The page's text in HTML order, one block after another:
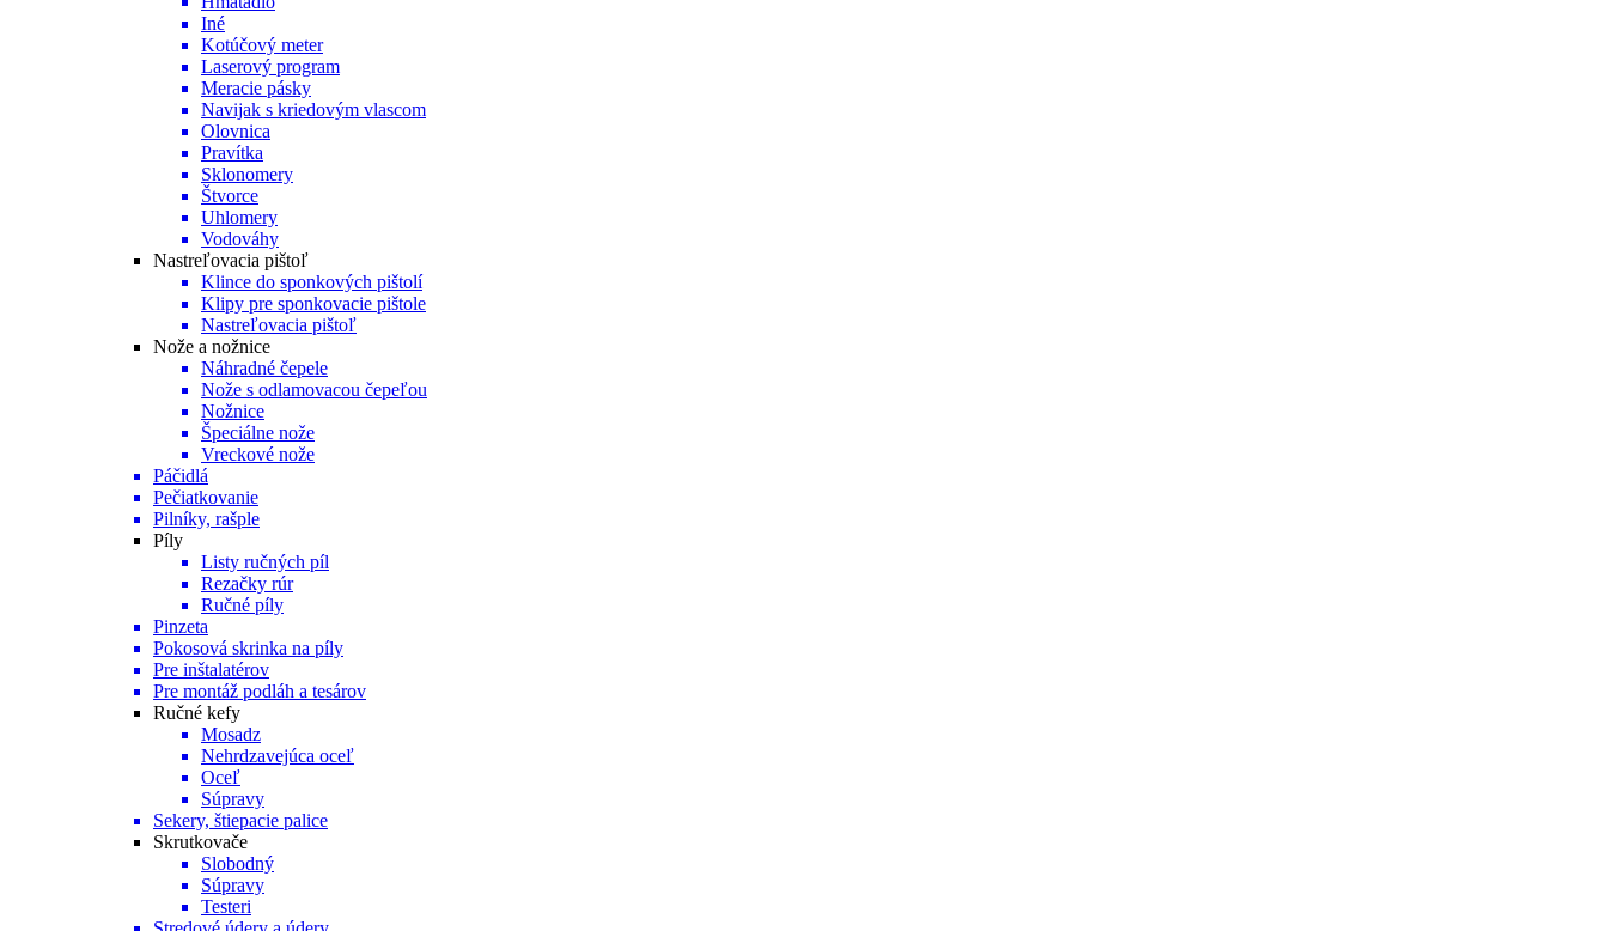
Iné
Kotúčový meter
Laserový program
Meracie pásky
Navijak s kriedovým vlascom
Olovnica
Pravítka
Sklonomery
Štvorce
Uhlomery
Vodováhy
Nastreľovacia pištoľ
Klince do sponkových pištolí
Klipy pre sponkovacie pištole
Nastreľovacia pištoľ
Nože a nožnice
Náhradné čepele
Nože s odlamovacou čepeľou
Nožnice
Špeciálne nože
Vreckové nože
Páčidlá
Pečiatkovanie
Pilníky, rašple
Píly
Listy ručných píl
Rezačky rúr
Ručné píly
Pinzeta
Pokosová skrinka na píly
Pre inštalatérov
Pre montáž podláh a tesárov
Ručné kefy
Mosadz
Nehrdzavejúca oceľ
Oceľ
Súpravy
Sekery, štiepacie palice
Skrutkovače
Slobodný
Súpravy
Testeri